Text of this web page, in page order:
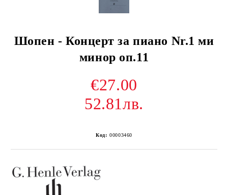
Шопен - Концерт за пиано Nr.1 ми
минор оп.11
€27.00
52.81лв.
Код: 00003460